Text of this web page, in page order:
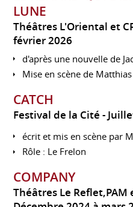
LUNE
Théâtres L'Oriental et
février 2026
d'après une nouvelle de
Mise en scène de
CATCH
Festival de la Cité
écrit et mis en scène par
Rôle : Le Frelon
COMPANY
Théâtres Le Reflet,PAM